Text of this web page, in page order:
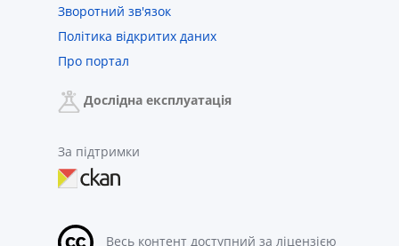
Зворотний зв'язок
Політика відкритих даних
Про портал
Дослідна експлуатація
За підтримки
Весь контент доступний за ліцензією